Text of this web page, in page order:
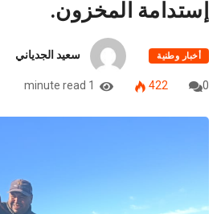
إستدامة المخزون.
أخبار وطنية سعيد الجدياني
0
422
1 minute read